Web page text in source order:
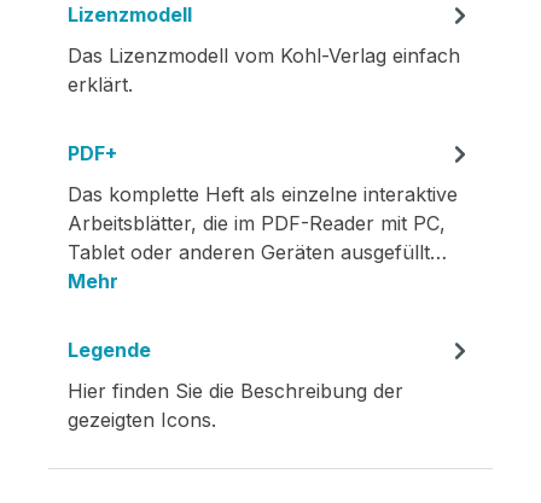
Lizenzmodell
Das Lizenzmodell vom Kohl-Verlag einfach
erklärt.
PDF+
Das komplette Heft als einzelne interaktive
Arbeitsblätter, die im PDF-Reader mit PC,
Tablet oder anderen Geräten ausgefüllt…
Mehr
Legende
Hier finden Sie die Beschreibung der
gezeigten Icons.